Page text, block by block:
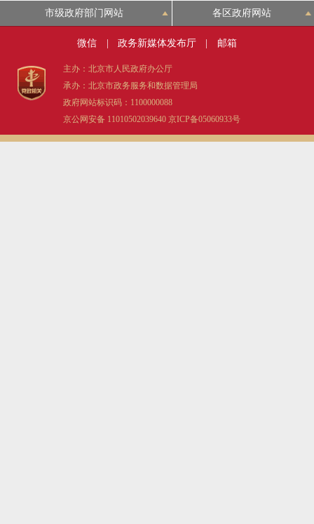
市级政府部门网站 各区政府网站
微信 政务新媒体发布厅 邮箱
主办：北京市人民政府办公厅
承办：北京市政务服务和数据管理局
政府网站标识码：1100000088
京公网安备 11010502039640 京ICP备05060933号